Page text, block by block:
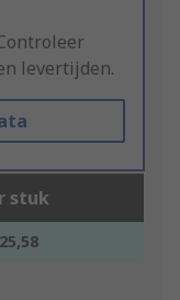
levertijden.
stuk